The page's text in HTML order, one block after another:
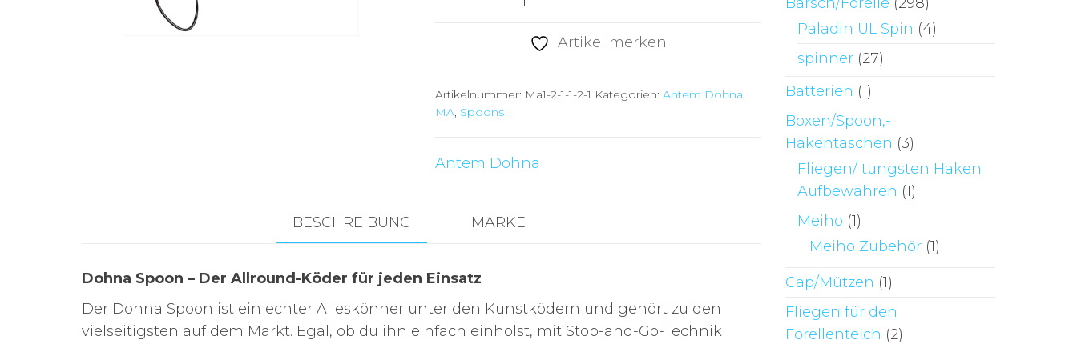
Brandungsangeln.
Menge
Artikel merken
Artikelnummer: Ma1-2-1-1-2-1 Kategorien: Antem Dohna,
MA, Spoons
Antem Dohna
BESCHREIBUNG MARKE
Dohna Spoon – Der Allround-Köder für jeden Einsatz
Der Dohna Spoon ist ein echter Alleskönner unter den Kunstködern und gehört zu den
vielseitigsten auf dem Markt. Egal, ob du ihn einfach einholst, mit Stop-and-Go-Technik
Paladin UL Spin (4)
spinner (27)
Batterien (1)
Boxen/Spoon,-
Hakentaschen (3)
Fliegen/ tungsten Haken
Aufbewahren (1)
Meiho (1)
Meiho Zubehör (1)
Cap/Mützen (1)
Fliegen für den
Forellenteich (2)